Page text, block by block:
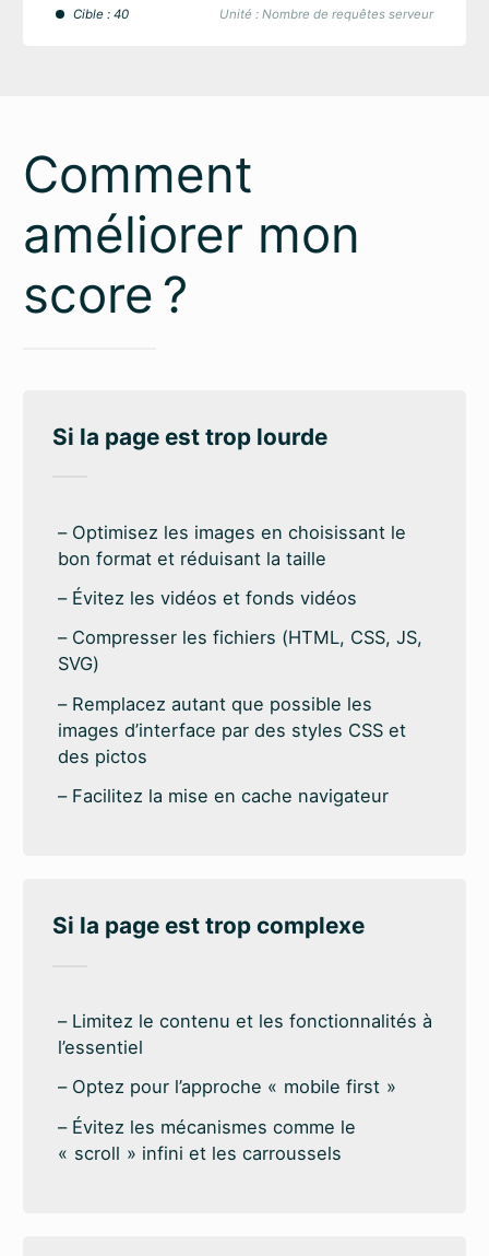
Cible : 40 Unité : Nombre de requêtes serveur
Comment
améliorer mon
score ?
Si la page est trop lourde
Optimisez les images en choisissant le
bon format et réduisant la taille
Évitez les vidéos et fonds vidéos
Compresser les fichiers (HTML, CSS, JS,
SVG)
Remplacez autant que possible les
images d’interface par des styles CSS et
des pictos
Facilitez la mise en cache navigateur
Si la page est trop complexe
Limitez le contenu et les fonctionnalités à
l’essentiel
Optez pour l’approche « mobile first »
Évitez les mécanismes comme le
« scroll » infini et les carroussels